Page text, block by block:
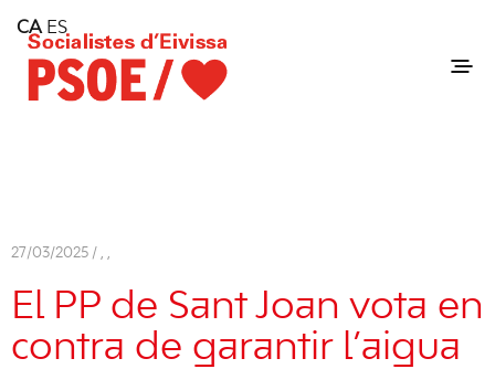
Consell Insular d'Eivissa
Services
Contact
27/03/2025 / , ,
El PP de Sant Joan vota en
contra de garantir l’aigua
CA ES